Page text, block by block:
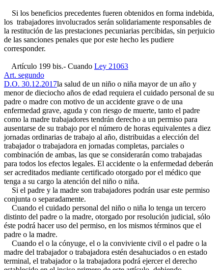
Si los beneficios precedentes fueren obtenidos en forma indebida,
los trabajadores involucrados serán solidariamente responsables de
la restitución de las prestaciones pecuniarias percibidas, sin perjuicio
de las sanciones penales que por este hecho les pudiere
corresponder.
Artículo 199 bis.- Cuando Ley 21063
Art. segundo
D.O. 30.12.2017la salud de un niño o niña mayor de un año y
menor de dieciocho años de edad requiera el cuidado personal de su
padre o madre con motivo de un accidente grave o de una
enfermedad grave, aguda y con riesgo de muerte, tanto el padre
como la madre trabajadores tendrán derecho a un permiso para
ausentarse de su trabajo por el número de horas equivalentes a diez
jornadas ordinarias de trabajo al año, distribuidas a elección del
trabajador o trabajadora en jornadas completas, parciales o
combinación de ambas, las que se considerarán como trabajadas
para todos los efectos legales. El accidente o la enfermedad deberán
ser acreditados mediante certificado otorgado por el médico que
tenga a su cargo la atención del niño o niña.
Si el padre y la madre son trabajadores podrán usar este permiso
conjunta o separadamente.
Cuando el cuidado personal del niño o niña lo tenga un tercero
distinto del padre o la madre, otorgado por resolución judicial, sólo
éste podrá hacer uso del permiso, en los mismos términos que el
padre o la madre.
Cuando el o la cónyuge, el o la conviviente civil o el padre o la
madre del trabajador o trabajadora estén desahuciados o en estado
terminal, el trabajador o la trabajadora podrá ejercer el derecho